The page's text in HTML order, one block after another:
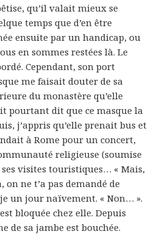
qu’il valait mieux se
temps que d’en être
ensuite par un handicap, ou
en sommes restées là. Le
Cependant, son port
me faisait douter de sa
du monastère qu’elle
pourtant dit que ce masque la
j’appris qu’elle prenait bus et
à Rome pour un concert,
religieuse (soumise
visites touristiques… « Mais,
ne t’a pas demandé de
un jour naïvement. « Non… ».
bloquée chez elle. Depuis
de sa jambe est bouchée.